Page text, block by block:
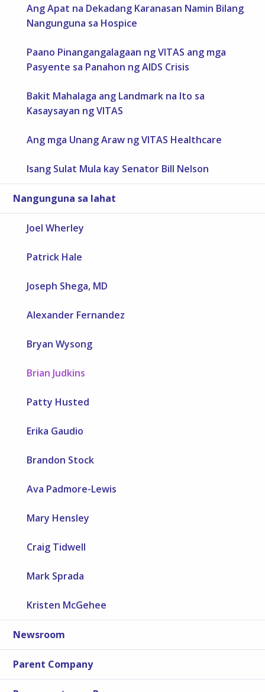
Ang Apat na Dekadang Karanasan Namin Bilang
Nangunguna sa Hospice
Paano Pinangangalagaan ng VITAS ang mga
Pasyente sa Panahon ng AIDS Crisis
Bakit Mahalaga ang Landmark na Ito sa
Kasaysayan ng VITAS
Ang mga Unang Araw ng VITAS Healthcare
Isang Sulat Mula kay Senator Bill Nelson
Nangunguna sa lahat
Joel Wherley
Patrick Hale
Joseph Shega, MD
Alexander Fernandez
Bryan Wysong
Brian Judkins
Patty Husted
Erika Gaudio
Brandon Stock
Ava Padmore-Lewis
Mary Hensley
Craig Tidwell
Mark Sprada
Kristen McGehee
Newsroom
Parent Company